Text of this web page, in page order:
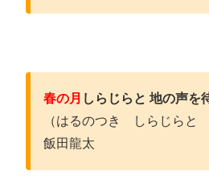
春の月 しらじらと 地の声を
（はるのつき しらじらと
飯田龍太